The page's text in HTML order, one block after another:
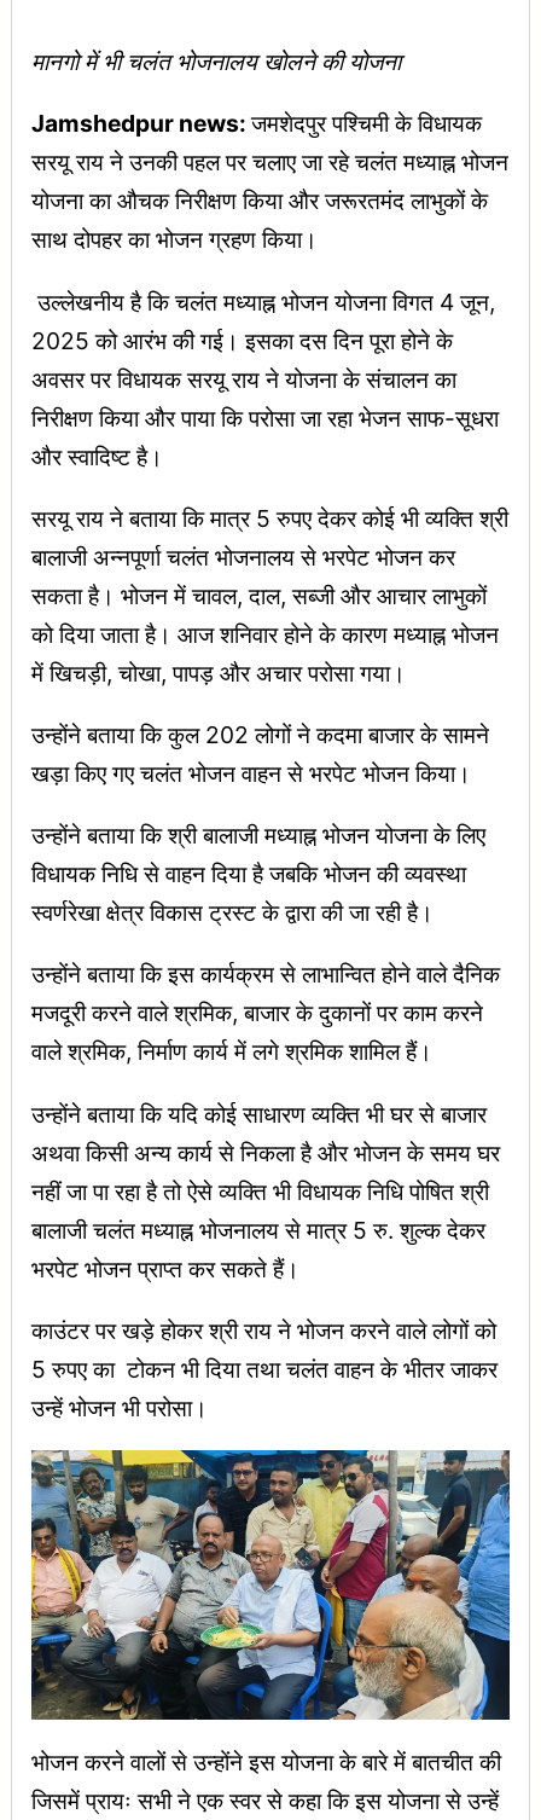
मानगो में भी चलंत भोजनालय खोलने की योजना
Jamshedpur news:जमशेदपुर पश्चिमी के विधायक
सरयू राय ने उनकी पहल पर चलाए जा रहे चलंत मध्याह्न भोजन
योजना का औचक निरीक्षण किया और जरूरतमंद लाभुकों के
साथ दोपहर का भोजन ग्रहण किया।
उल्लेखनीय है कि चलंत मध्याह्न भोजन योजना विगत 4 जून,
2025 को आरंभ की गई। इसका दस दिन पूरा होने के
अवसर पर विधायक सरयू राय ने योजना के संचालन का
निरीक्षण किया और पाया कि परोसा जा रहा भेजन साफ-सूधरा
और स्वादिष्ट है।
सरयू राय ने बताया कि मात्र 5 रुपए देकर कोई भी व्यक्ति श्री
बालाजी अन्नपूर्णा चलंत भोजनालय से भरपेट भोजन कर
सकता है। भोजन में चावल, दाल, सब्जी और आचार लाभुकों
को दिया जाता है। आज शनिवार होने के कारण मध्याह्न भोजन
में खिचड़ी, चोखा, पापड़ और अचार परोसा गया।
उन्होंने बताया कि कुल 202 लोगों ने कदमा बाजार के सामने
खड़ा किए गए चलंत भोजन वाहन से भरपेट भोजन किया।
उन्होंने बताया कि श्री बालाजी मध्याह्न भोजन योजना के लिए
विधायक निधि से वाहन दिया है जबकि भोजन की व्यवस्था
स्वर्णरेखा क्षेत्र विकास ट्रस्ट के द्वारा की जा रही है।
उन्होंने बताया कि इस कार्यक्रम से लाभान्वित होने वाले दैनिक
मजदूरी करने वाले श्रमिक, बाजार के दुकानों पर काम करने
वाले श्रमिक, निर्माण कार्य में लगे श्रमिक शामिल हैं।
उन्होंने बताया कि यदि कोई साधारण व्यक्ति भी घर से बाजार
अथवा किसी अन्य कार्य से निकला है और भोजन के समय घर
नहीं जा पा रहा है तो ऐसे व्यक्ति भी विधायक निधि पोषित श्री
बालाजी चलंत मध्याह्न भोजनालय से मात्र 5 रु. शुल्क देकर
भरपेट भोजन प्राप्त कर सकते हैं।
काउंटर पर खड़े होकर श्री राय ने भोजन करने वाले लोगों को
5 रुपए का टोकन भी दिया तथा चलंत वाहन के भीतर जाकर
उन्हें भोजन भी परोसा।
भोजन करने वालों से उन्होंने इस योजना के बारे में बातचीत की
जिसमें प्रायः सभी ने एक स्वर से कहा कि इस योजना से उन्हें